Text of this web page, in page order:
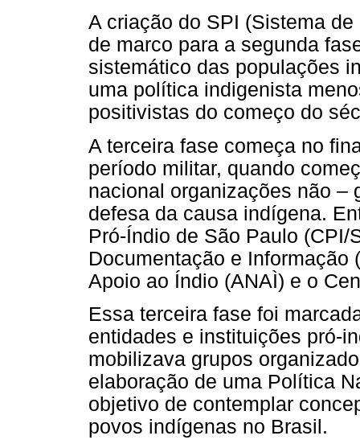
A criação do SPI (Sistema
de marco para a segunda
sistemático das populações
uma política indigenista
positivistas do começo do
A terceira fase começa no
período militar, quando
nacional organizações não –
defesa da causa indígena.
Pró-Índio de São Paulo
Documentação e Informação
Apoio ao Índio (ANAÌ) e o
Essa terceira fase foi
entidades e instituições pró-
mobilizava grupos
elaboração de uma Política
objetivo de contemplar
povos indígenas no Brasil.